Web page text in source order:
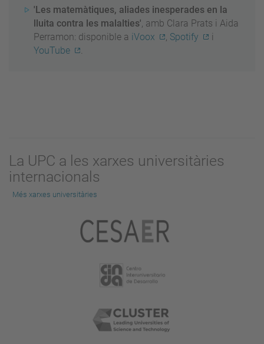
'Les matemàtiques, aliades inesperades en la
lluita contra les malalties', amb Clara Prats i Aida
Perramon: disponible a iVoox , Spotify
i
YouTube
.
La UPC a les xarxes universitàries
internacionals
Més xarxes universitàries